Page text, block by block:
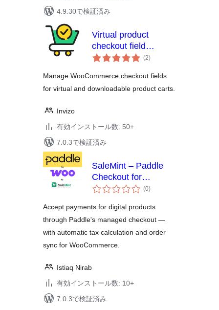
4.9.30で検証済み
Virtual product
checkout field
manager for (2個
の
価
)
Manage WooCommerce checkout fields
for virtual and downloadable product carts.
Invizo
有効インストール数: 50+
7.0.3で検証済み
SaleMint – Paddle
Checkout for
WooCommerce
(0個
の
価
)
Accept payments for digital products
through Paddle's managed checkout —
with automatic tax calculation and order
sync for WooCommerce.
Istiaq Nirab
有効インストール数: 10+
7.0.3で検証済み